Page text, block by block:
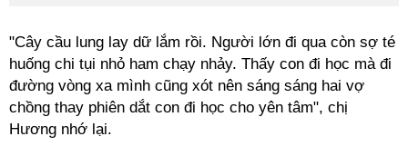
"Cây cầu lung lay dữ lắm rồi. Người lớn đi qua còn sợ té
huống chi tụi nhỏ ham chạy nhảy. Thấy con đi học mà đi
đường vòng xa mình cũng xót nên sáng sáng hai vợ
chồng thay phiên dắt con đi học cho yên tâm", chị
Hương nhớ lại.